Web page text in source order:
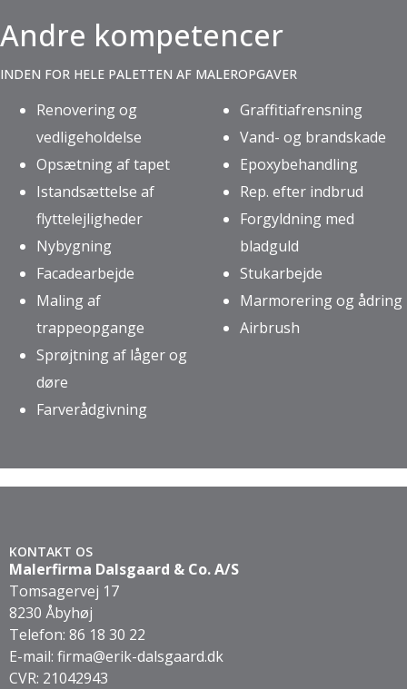
Andre kompetencer
INDEN FOR HELE PALETTEN AF MALEROPGAVER
Renovering og
vedligeholdelse
Opsætning af tapet
Istandsættelse af
flyttelejligheder
Nybygning
Facadearbejde
Maling af
trappeopgange
Sprøjtning af låger og
døre
Farverådgivning
Graffitiafrensning
Vand- og brandskade
Epoxybehandling
Rep. efter indbrud
Forgyldning med
bladguld
Stukarbejde
Marmorering og ådring
Airbrush
KONTAKT OS
Malerfirma Dalsgaard & Co. A/S
Tomsagervej 17
8230 Åbyhøj
Telefon: 86 18 30 22
E-mail: firma@erik-dalsgaard.dk
CVR: 21042943